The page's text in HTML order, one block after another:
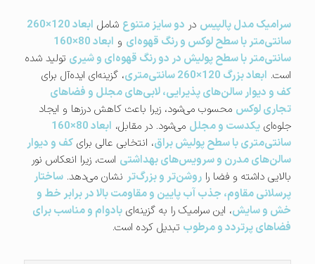
سرامیک مدل پالپیس در دو سایز متنوع شامل
ابعاد 120×260
سانتی‌متر با سطح لوکس و رنگ قهوه‌ای و
ابعاد 80×160
سانتی‌متر با سطح پولیش در دو رنگ قهوه‌ای و شیری تولید شده
است. ابعاد بزرگ 120×260 سانتی‌متری
، گزینه‌ای ایده‌آل برای
کف و دیوار سالن‌های پذیرایی، لابی‌های مجلل و فضاهای
تجاری لوکس محسوب می‌شود، زیرا باعث کاهش درزها و ایجاد
جلوه‌ای یکدست و مجلل می‌شود. در مقابل،
ابعاد 80×160
سانتی‌متری با سطح پولیش براق، انتخابی عالی برای کف و دیوار
سالن‌های مدرن و سرویس‌های بهداشتی است، زیرا انعکاس نور
بالایی داشته و فضا را روشن‌تر و بزرگ‌ترنشان می‌دهد. ساختار
پرسلانی مقاوم، جذب آب پایین و مقاومت بالا در برابر خط و
خش و سایش، این سرامیک را به گزینه‌ای بادوام و مناسب برای
فضاهای پرتردد و مرطوب تبدیل کرده است.